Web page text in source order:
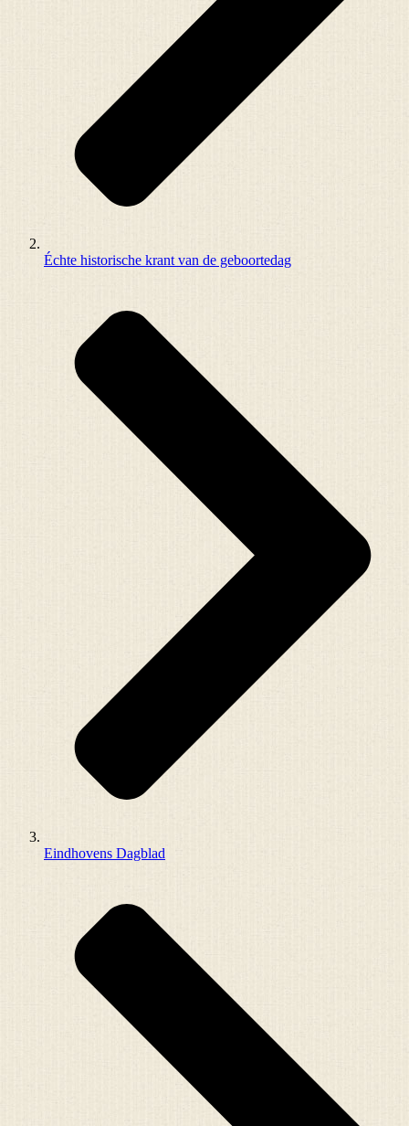
Échte historische krant van de geboortedag
Eindhovens Dagblad